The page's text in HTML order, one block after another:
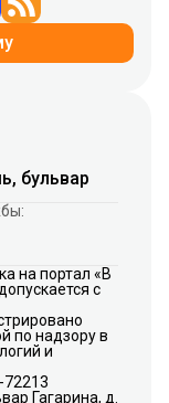
бульвар
на портал «В
с
по надзору в
и
Гагарина, д.